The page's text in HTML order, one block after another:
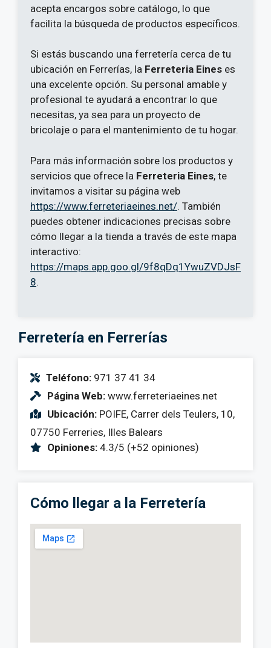
acepta encargos sobre catálogo, lo que
facilita la búsqueda de productos específicos.
Si estás buscando una ferretería cerca de tu
ubicación en Ferrerías, la Ferreteria Eines es
una excelente opción. Su personal amable y
profesional te ayudará a encontrar lo que
necesitas, ya sea para un proyecto de
bricolaje o para el mantenimiento de tu hogar.
Para más información sobre los productos y
servicios que ofrece la Ferreteria Eines, te
invitamos a visitar su página web
https://www.ferreteriaeines.net/. También
puedes obtener indicaciones precisas sobre
cómo llegar a la tienda a través de este mapa
interactivo:
https://maps.app.goo.gl/9f8qDq1YwuZVDJsF
8.
Ferretería en Ferrerías
Teléfono: 971 37 41 34
Página Web: www.ferreteriaeines.net
Ubicación: POIFE, Carrer dels Teulers, 10,
07750 Ferreries, Illes Balears
Opiniones: 4.3/5 (+52 opiniones)
Cómo llegar a la Ferretería